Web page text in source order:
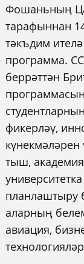
Фошаньның
тарафыннан
тәкъдим
программа.
беррәттән
фикерләү,
тыш,
планлаштыру
аларның
авиация,